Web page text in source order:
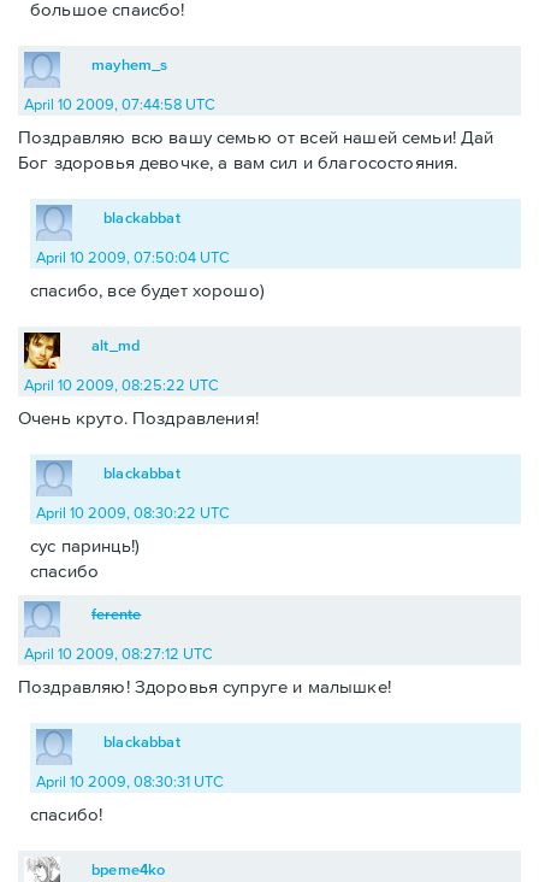
большое спаисбо!
mayhem_s
April 10 2009, 07:44:58 UTC
Поздравляю всю вашу семью от всей нашей семьи! Дай
Бог здоровья девочке, а вам сил и благосостояния.
blackabbat
April 10 2009, 07:50:04 UTC
спасибо, все будет хорошо)
alt_md
April 10 2009, 08:25:22 UTC
Очень круто. Поздравления!
blackabbat
April 10 2009, 08:30:22 UTC
сус паринць!)
спасибо
ferente
April 10 2009, 08:27:12 UTC
Поздравляю! Здоровья супруге и малышке!
blackabbat
April 10 2009, 08:30:31 UTC
спасибо!
bpeme4ko